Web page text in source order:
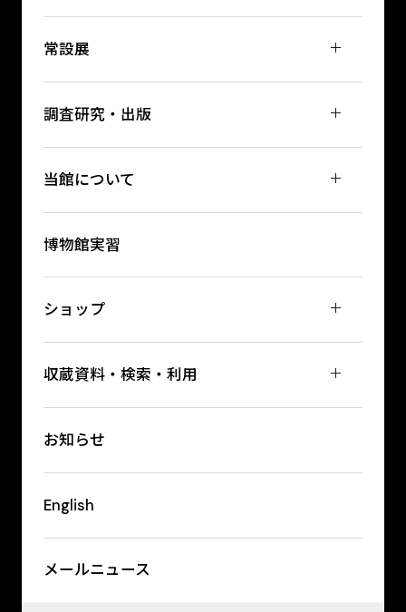
常設展
調査研究・出版
当館について
博物館実習
ショップ
収蔵資料・検索・利用
お知らせ
English
メールニュース